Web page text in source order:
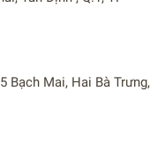
Bạch Mai, Hai Bà Trưng,